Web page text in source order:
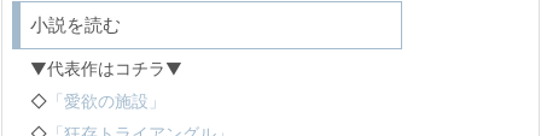
小説を読む
▼代表作はコチラ▼
◇ 「愛欲の施設」